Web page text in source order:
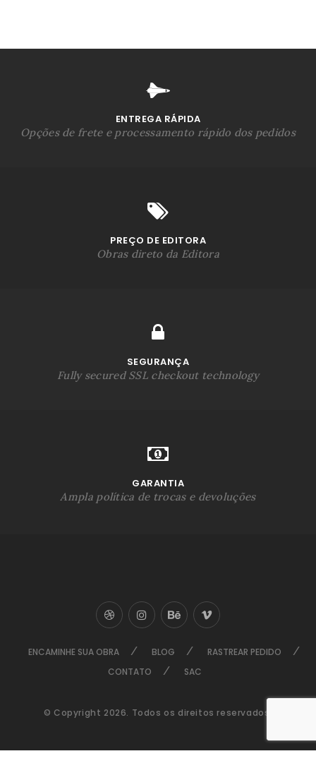
ENTREGA RÁPIDA
Opções de frete e processamento rápido dos pedidos
PREÇO DE EDITORA
Obras direto da Editora
SEGURANÇA
Fully secured SSL checkout technology
GARANTIA
Ampla política de trocas e devoluções
ENCAMINHE SUA OBRA BLOG
RASTREAR PEDIDO
CONTATO
SAC
© Copyright 2026. Todos os direitos reservados.